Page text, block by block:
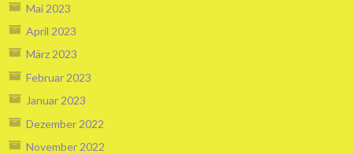
Mai 2023
April 2023
März 2023
Februar 2023
Januar 2023
Dezember 2022
November 2022